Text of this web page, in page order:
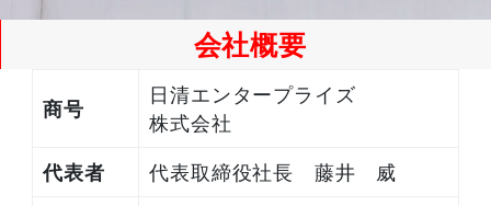
会社概要
商号
日清エンタープライズ
株式会社
代表者
代表取締役社長 藤井 威